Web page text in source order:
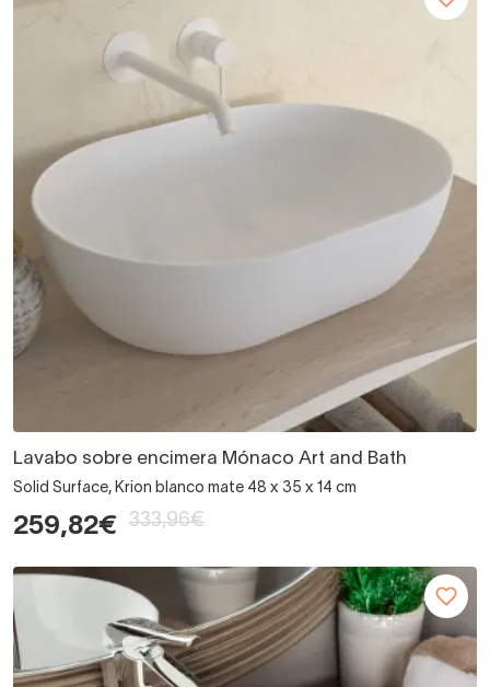
Lavabo sobre encimera Mónaco Art and Bath
Solid Surface, Krion blanco mate 48 x 35 x 14 cm
259,82€ 333,96€